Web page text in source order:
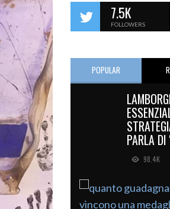
7.5K
FOLLOWERS
POPULAR
PARLA DI
98.4K